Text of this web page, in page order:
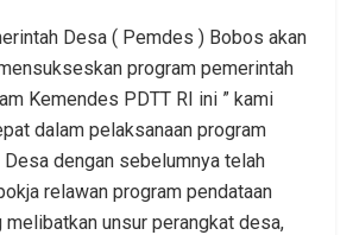
Desa ( Pemdes ) Bobos akan
program pemerintah
Kemendes PDTT RI ini ” kami
dalam pelaksanaan program
Desa dengan sebelumnya telah
relawan program pendataan
melibatkan unsur perangkat desa,